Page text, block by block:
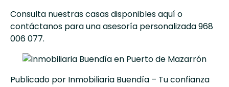
Consulta nuestras casas disponibles aquío
contáctanos para una asesoría personalizada 968
006 077.
Publicado por Inmobiliaria Buendía – Tu confianza